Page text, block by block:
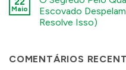
Factory
Before
Ordering
Sticker:
Structural
Differences
Premium
Embossed
Wine
Boutique
Distilleries
Maio
Escovado
Resolve Isso)
The
Secret
COMENTÁRIOS